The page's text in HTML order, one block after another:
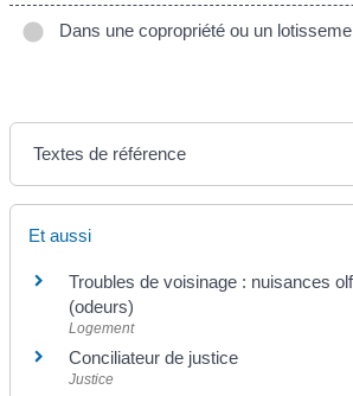
Dans une copropriété ou un
Textes de référence
Et aussi
Troubles de voisinage : nuisances
(odeurs)
Logement
Conciliateur de justice
Justice